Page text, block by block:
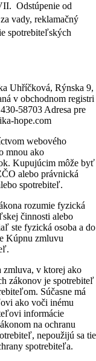
Odstúpenie od
vady, reklamačný
spotrebiteľských
Uhříčková, Rýnska 9,
v obchodnom registri
58703 Adresa pre
hope.com
webového
mnou ako
Kupujúcim môže byť
alebo právnická
spotrebiteľ.
rozumie fyzická
činnosti alebo
ste fyzická osoba a do
Kúpnu zmluvu
v ktorej ako
zákonov je spotrebiteľ
Súčasne má
ako voči inému
informácie
na ochranu
nepoužijú sa tie
spotrebiteľa.